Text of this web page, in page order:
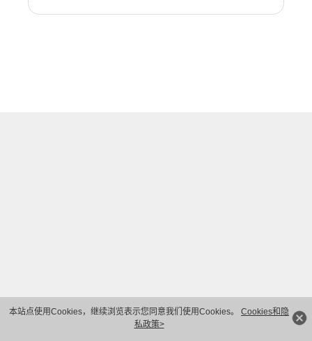
本站点使用Cookies，继续浏览表示您同意我们使用Cookies。 Cookies和隐
私政策>